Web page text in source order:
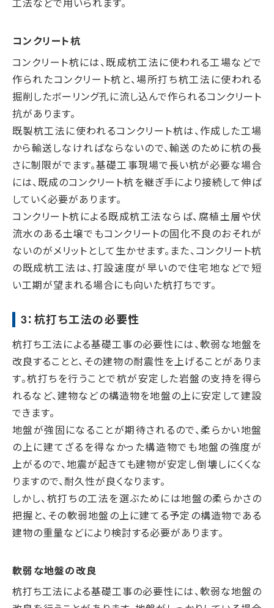
工法などで用いられます。
コンクリート杭
コンクリート杭には、既成杭工法に使われる工場などで
作られたコンクリート杭と、場所打ち杭工法に使われる
掘削したボーリング孔に流し込んで作られるコンクリート
抗があります。
既製杭工法に使われるコンクリート杭は、作成した工場
から輸送しなければならないので、輸送のために杭の長
さに制限がでます。基礎工事現場で長い杭が必要な場合
には、既成のコンクリート杭を継ぎ手により接続して伸ば
していく必要があります。
コンクリート杭による既成杭工法ならば、腐植土層や伏
流水のある土壌でもコンクリートの固化不良のおそれが
ないのがメリットとして生かせます。また、コンクリート杭
の既成杭工法は、打設速度が早いので住宅地などで短
い工期が望まれる場合にも向いた杭打ちです。
3：杭打ち工法の必要性
杭打ち工法による基礎工事の必要性には、軟弱な地盤を
改良することと、その建物の耐震性を上げることがありま
す。杭打ちを行うことで杭が安定した岩盤の支持を得ら
れるなど、建物などの構造物を地盤の上に安定して建設
できます。
地盤が強固になることが期待されるので、柔らかい地盤
の上に建てざるを得なかった構造物でも地盤の強度が
上がるので、地震が起きても建物が安定し倒壊しにくくな
りますので、耐久性が良くなります。
しかし、杭打ちの工法を選ぶためには地盤の柔らかさの
把握と、その軟弱地盤の上に建てる予定の構造物である
建物の重量などにより検討する必要があります。
軟弱な地盤の改良
杭打ち工法による基礎工事の必要性には、軟弱な地盤の